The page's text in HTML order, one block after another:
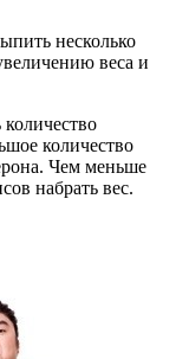
несколько
веса и
количество
Чем меньше
набрать вес.